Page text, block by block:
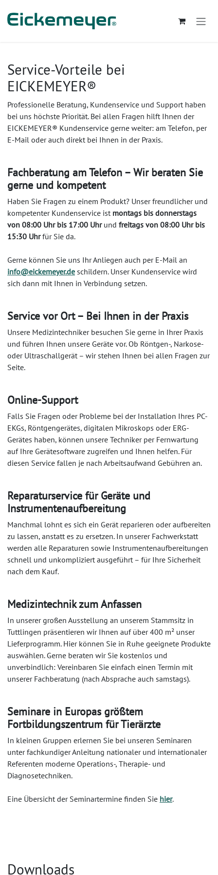
Service-Vorteile bei
EICKEMEYER®
Professionelle Beratung, Kundenservice und Support haben
bei uns höchste Priorität. Bei allen Fragen hilft Ihnen der
EICKEMEYER® Kundenservice gerne weiter: am Telefon, per
E-Mail oder auch direkt bei Ihnen in der Praxis.
Fachberatung am Telefon – Wir beraten Sie
gerne und kompetent
Haben Sie Fragen zu einem Produkt? Unser freundlicher und
kompetenter Kundenservice ist montags bis donnerstags
von 08:00 Uhr bis 17:00 Uhrund freitags von 08:00 Uhr bis
15:30 Uhrfür Sie da.
Gerne können Sie uns Ihr Anliegen auch per E-Mail an
info@eickemeyer.de schildern. Unser Kundenservice wird
sich dann mit Ihnen in Verbindung setzen.
Service vor Ort – Bei Ihnen in der Praxis
Unsere Medizintechniker besuchen Sie gerne in Ihrer Praxis
und führen Ihnen unsere Geräte vor. Ob Röntgen-, Narkose-
oder Ultraschallgerät – wir stehen Ihnen bei allen Fragen zur
Seite.
Online-Support
Falls Sie Fragen oder Probleme bei der Installation Ihres PC-
EKGs, Röntgengerätes, digitalen Mikroskops oder ERG-
Gerätes haben, können unsere Techniker per Fernwartung
auf Ihre Gerätesoftware zugreifen und Ihnen helfen. Für
diesen Service fallen je nach Arbeitsaufwand Gebühren an.
Reparaturservice für Geräte und
Instrumentenaufbereitung
Manchmal lohnt es sich ein Gerät reparieren oder aufbereiten
zu lassen, anstatt es zu ersetzen. In unserer Fachwerkstatt
werden alle Reparaturen sowie Instrumentenaufbereitungen
schnell und unkompliziert ausgeführt – für Ihre Sicherheit
nach dem Kauf.
Medizintechnik zum Anfassen
In unserer großen Ausstellung an unserem Stammsitz in
Tuttlingen präsentieren wir Ihnen auf über 400 m² unser
Lieferprogramm. Hier können Sie in Ruhe geeignete Produkte
auswählen. Gerne beraten wir Sie kostenlos und
unverbindlich: Vereinbaren Sie einfach einen Termin mit
unserer Fachberatung (nach Absprache auch samstags).
Seminare in Europas größtem
Fortbildungszentrum für Tierärzte
In kleinen Gruppen erlernen Sie bei unseren Seminaren
unter fachkundiger Anleitung nationaler und internationaler
Referenten moderne Operations-, Therapie- und
Diagnosetechniken.
Eine Übersicht der Seminartermine finden Sie hier.
Downloads